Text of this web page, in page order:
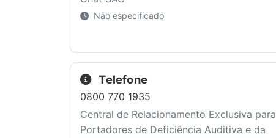
Não especificado
Telefone
0800 770 1935
Central de Relacionamento Exclusiva para
Portadores de Deficiência Auditiva e da